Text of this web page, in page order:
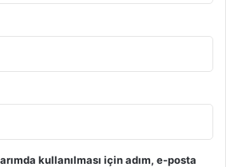
kullanılması için adım, e-posta